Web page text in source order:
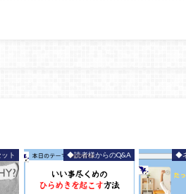
ト ◆読者様からのQ&A ◆